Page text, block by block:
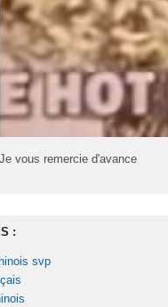
Je vous remercie d'avance
:
svp